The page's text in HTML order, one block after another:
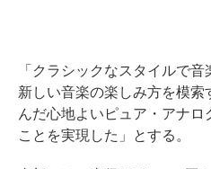
「クラシックなスタイルで
新しい音楽の楽しみ方を模索
んだ心地よいピュア・アナ
ことを実現した」とする。